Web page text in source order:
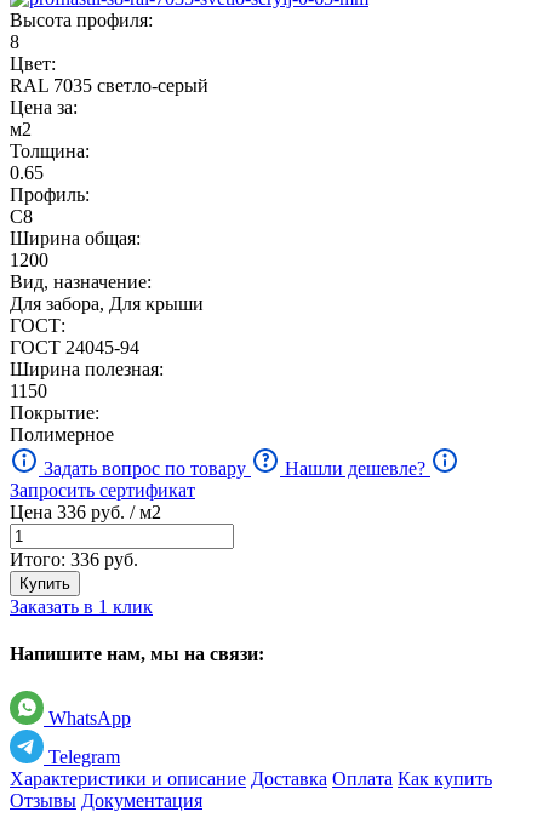
Высота профиля:
8
Цвет:
RAL 7035 светло-серый
Цена за:
м2
Толщина:
0.65
Профиль:
С8
Ширина общая:
1200
Вид, назначение:
Для забора, Для крыши
ГОСТ:
ГОСТ 24045-94
Ширина полезная:
1150
Покрытие:
Полимерное
Задать вопрос по товару
Нашли дешевле?
Запросить сертификат
Цена 336 руб. / м2
Итого: 336 руб.
Купить
Заказать в 1 клик
Напишите нам, мы на связи:
WhatsApp
Telegram
Характеристики и описание Доставка Оплата Как купить
Отзывы Документация